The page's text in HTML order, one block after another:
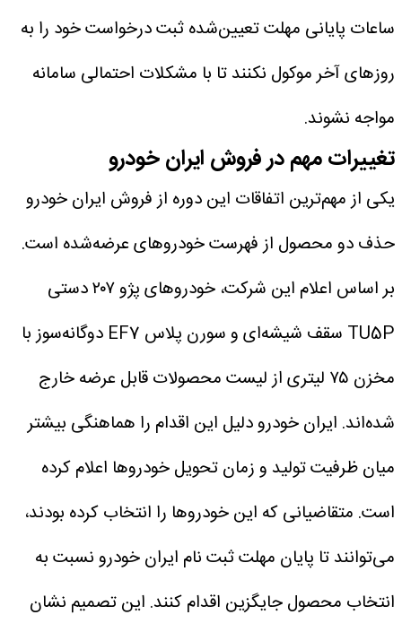
ساعات پایانی مهلت تعیین‌شده ثبت درخواست خود را به
روزهای آخر موکول نکنند تا با مشکلات احتمالی سامانه
مواجه نشوند.
تغییرات مهم در فروش ایران خودرو
یکی از مهم‌ترین اتفاقات این دوره از فروش ایران خودرو
حذف دو محصول از فهرست خودروهای عرضه‌شده است.
بر اساس اعلام این شرکت، خودروهای پژو ۲۰۷ دستی
TU5P سقف شیشه‌ای و سورن پلاس EF7 دوگانه‌سوز با
مخزن ۷۵ لیتری از لیست محصولات قابل عرضه خارج
شده‌اند. ایران خودرو دلیل این اقدام را هماهنگی بیشتر
میان ظرفیت تولید و زمان تحویل خودروها اعلام کرده
است. متقاضیانی که این خودروها را انتخاب کرده بودند،
می‌توانند تا پایان مهلت ثبت نام ایران خودرو نسبت به
انتخاب محصول جایگزین اقدام کنند. این تصمیم نشان